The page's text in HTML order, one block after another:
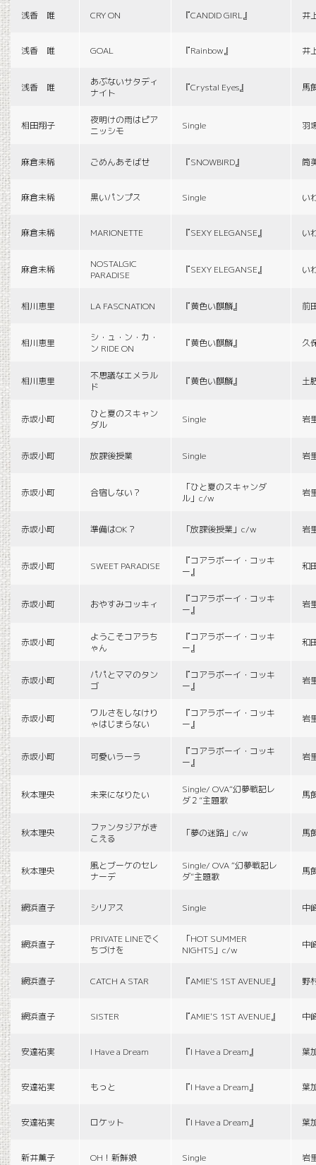
浅香 唯 CRY ON 『CANDID GIRL』 井
浅香 唯 GOAL 『Rainbow』 井
浅香 唯
あぶないサタディ
ナイト
『Crystal Eyes』 馬
相田翔子
夜明けの雨はピア
ニッシモ
Single 羽
麻倉未稀 ごめんあそばせ 『SNOWBIRD』 筒
麻倉未稀 黒いパンプス Single い
麻倉未稀 MARIONETTE 『SEXY ELEGANSE』 い
麻倉未稀
NOSTALGIC
PARADISE
『SEXY ELEGANSE』 い
相川恵里 LA FASCNATION 『黄色い麒麟』 前
相川恵里
シ・ュ・ン・カ・
ン RIDE ON
『黄色い麒麟』 久
相川恵里
不思議なエメラル
ド
『黄色い麒麟』 土
赤坂小町
ひと夏のスキャン
ダル
Single 岩
赤坂小町 放課後授業 Single 岩
赤坂小町 合宿しない？
「ひと夏のスキャンダ
ル」c/w
岩
赤坂小町 準備はOK？ 「放課後授業」c/w 岩
赤坂小町 SWEET PARADISE
『コアラボーイ・コッキ
ー』
和
赤坂小町 おやすみコッキィ
『コアラボーイ・コッキ
ー』
岩
赤坂小町
ようこそコアラち
ゃん
『コアラボーイ・コッキ
ー』
和
赤坂小町
パパとママのタン
ゴ
『コアラボーイ・コッキ
ー』
岩
赤坂小町
ワルさをしなけり
ゃはじまらない
『コアラボーイ・コッキ
ー』
岩
赤坂小町 可愛いラーラ
『コアラボーイ・コッキ
ー』
岩
秋本理央 未来になりたい
Single/ OVA“幻夢戦記レ
ダ２”主題歌
馬
秋本理央
ファンタジアがき
こえる
「夢の迷路」c/w 馬
秋本理央
風とブーケのセレ
ナーデ
Single/ OVA “幻夢戦記レ
ダ”主題歌
馬
網浜直子 シリアス Single 中
網浜直子
PRIVATE LINEでく
ちづけを
「HOT SUMMER
NIGHTS」c/w
中
網浜直子 CATCH A STAR 『AMIE'S 1ST AVENUE』 野
網浜直子 SISTER 『AMIE'S 1ST AVENUE』 中
安達祐実 I Have a Dream 『I Have a Dream』 葉
安達祐実 もっと 『I Have a Dream』 葉
安達祐実 ロケット 『I Have a Dream』 葉
新井薫子 OH！新鮮娘 Single 岩